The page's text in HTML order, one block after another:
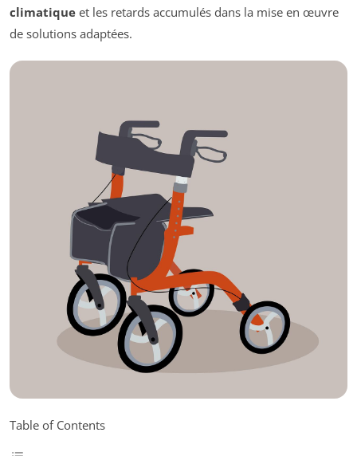
climatique et les retards accumulés dans la mise en œuvre
de solutions adaptées.
Table of Contents